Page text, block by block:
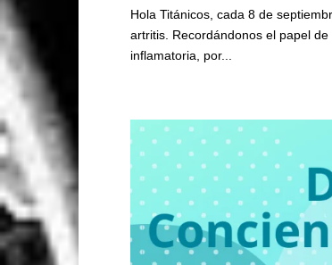
Hola Titánicos, cada 8 de
artritis. Recordándonos el papel
inflamatoria, por...